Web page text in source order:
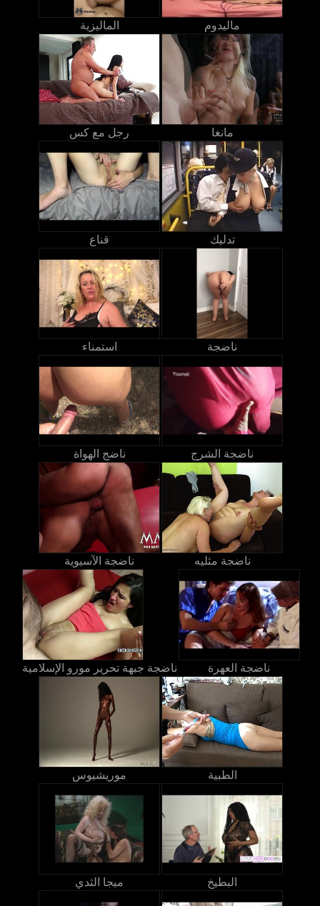
الماليزية ماليدوم
رجل مع كس مانغا
قناع تدليك
استمناء ناضجة
ناضج الهواة ناضجة الشرج
ناضجة الآسيوية ناضجة مثليه
ناضجة جبهة تحرير مورو الإسلامية ناضجة العهرة
موريشيوس الطبية
ميجا الثدي البطيخ